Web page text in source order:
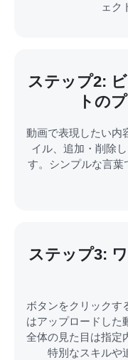
ェク
ステップ2:
トの
動画で表現したい内
イル、追加・削除
す。シンプルな言葉
ステップ3:
ボタンをクリックす
はアップロードした
全体の見た目は指定
特別なスキルや